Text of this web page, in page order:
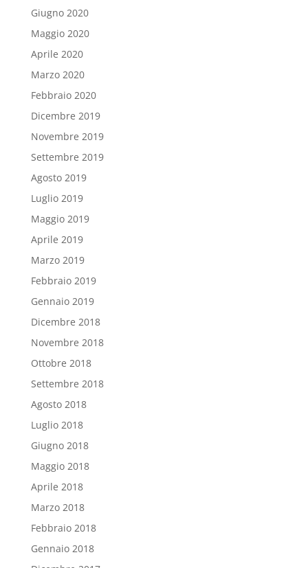
Giugno 2020
Maggio 2020
Aprile 2020
Marzo 2020
Febbraio 2020
Dicembre 2019
Novembre 2019
Settembre 2019
Agosto 2019
Luglio 2019
Maggio 2019
Aprile 2019
Marzo 2019
Febbraio 2019
Gennaio 2019
Dicembre 2018
Novembre 2018
Ottobre 2018
Settembre 2018
Agosto 2018
Luglio 2018
Giugno 2018
Maggio 2018
Aprile 2018
Marzo 2018
Febbraio 2018
Gennaio 2018